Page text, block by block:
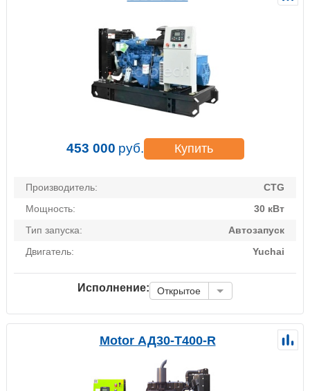
453 000 руб. Купить
Производитель:
CTG
Мощность:
30 кВт
Тип запуска:
Автозапуск
Двигатель:
Yuchai
Исполнение: Открытое
Motor АД30-Т400-R